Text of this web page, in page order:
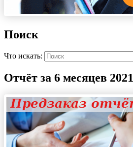
Поиск
Что искать:
Отчёт за 6 месяцев 2021